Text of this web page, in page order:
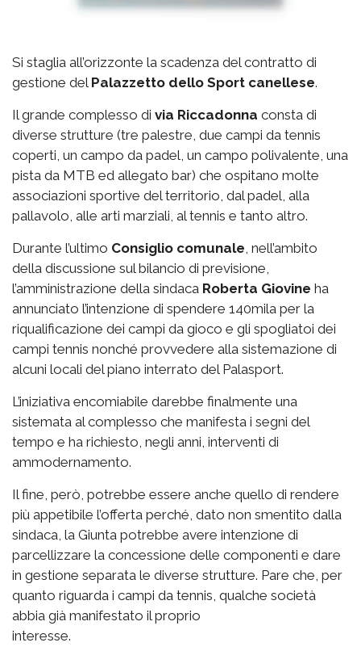
Si staglia all’orizzonte la scadenza del contratto di
gestione del Palazzetto dello Sport canellese.
Il grande complesso di via Riccadonna consta di
diverse strutture (tre palestre, due campi da tennis
coperti, un campo da padel, un campo polivalente, una
pista da MTB ed allegato bar) che ospitano molte
associazioni sportive del territorio, dal padel, alla
pallavolo, alle arti marziali, al tennis e tanto altro.
Durante l’ultimo Consiglio comunale , nell’ambito
della discussione sul bilancio di previsione,
l’amministrazione della sindaca Roberta Giovine ha
annunciato l’intenzione di spendere 140mila per la
riqualificazione dei campi da gioco e gli spogliatoi dei
campi tennis nonché provvedere alla sistemazione di
alcuni locali del piano interrato del Palasport.
L’iniziativa encomiabile darebbe finalmente una
sistemata al complesso che manifesta i segni del
tempo e ha richiesto, negli anni, interventi di
ammodernamento.
Il fine, però, potrebbe essere anche quello di rendere
più appetibile l’offerta perché, dato non smentito dalla
sindaca, la Giunta potrebbe avere intenzione di
parcellizzare la concessione delle componenti e dare
in gestione separata le diverse strutture. Pare che, per
quanto riguarda i campi da tennis, qualche società
abbia già manifestato il proprio
interesse.